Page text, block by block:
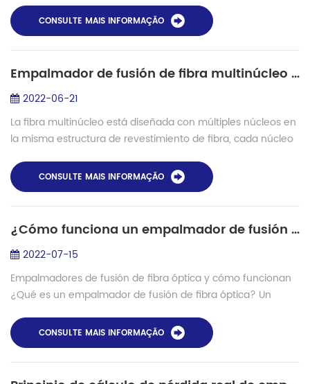
de aplicaciones, como sistemas...
CONSULTE MAIS INFORMAÇÃO
Empalmador de fusión de fibra multinúcleo Shinho S-22 ¡Nuevo lanzamiento!
2022-06-21
La fibra multinúcleo está diseñada con múltiples núcleos en
la misma estructura de revestimiento de fibra, cada núcleo
y en la misma fibra, mú...
CONSULTE MAIS INFORMAÇÃO
¿Cómo funciona un empalmador de fusión de fibra?
2022-07-15
Empalmadores de fusión de fibra óptica y cómo funcionan
¿Qué es un empalmador de fusión de fibra óptica? Un
utiliza un arco eléctrico para fu...
CONSULTE MAIS INFORMAÇÃO